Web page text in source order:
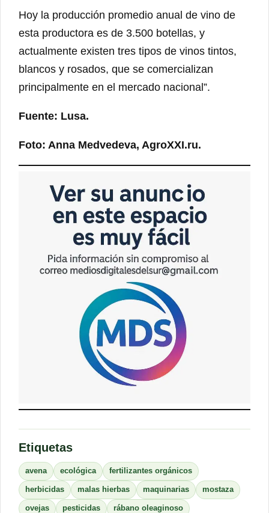
Hoy la producción promedio anual de vino de
esta productora es de 3.500 botellas, y
actualmente existen tres tipos de vinos tintos,
blancos y rosados, que se comercializan
principalmente en el mercado nacional”.
Fuente: Lusa.
Foto: Anna Medvedeva, AgroXXI.ru.
Etiquetas
avena ecológica fertilizantes orgánicos
herbicidas malas hierbas maquinarias mostaza
ovejas pesticidas rábano oleaginoso